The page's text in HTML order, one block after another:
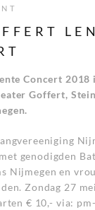
Concert 2018
Goffert,
genodigden
Nijmegen en
Zondag 27
€ 10,- via: pm-